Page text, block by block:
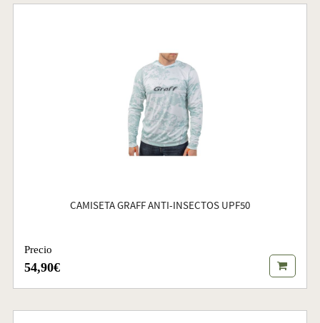
CAMISETA GRAFF ANTI-INSECTOS UPF50
Precio
54,90€